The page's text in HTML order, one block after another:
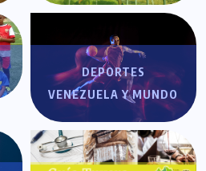
DEPORTES
VENEZUELA Y MUNDO